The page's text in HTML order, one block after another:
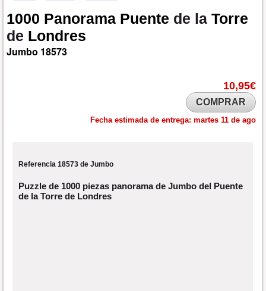
1000 Panorama Puente de la Torre
de Londres
Jumbo 18573
10,95€
COMPRAR
Fecha estimada de entrega: martes 11 de ago
Referencia 18573 de Jumbo
Puzzle de 1000 piezas panorama de Jumbo del Puente
de la Torre de Londres